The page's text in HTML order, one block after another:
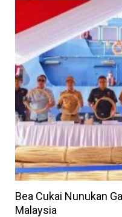
Bea Cukai Nunukan
Malaysia